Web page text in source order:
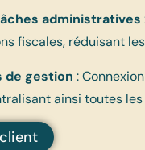
administratives
fiscales, réduisant
de gestion :
ainsi toutes